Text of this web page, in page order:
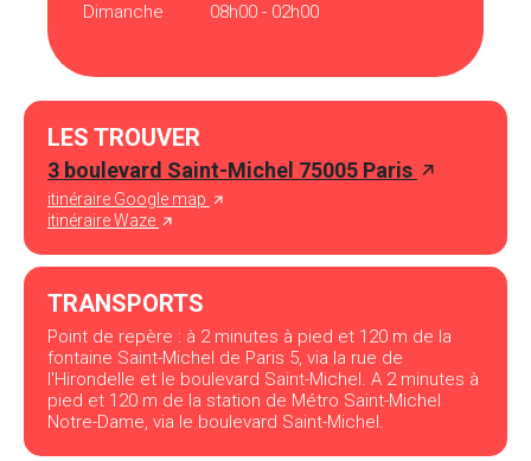
Dimanche
08h00 - 02h00
LES TROUVER
3 boulevard Saint-Michel 75005 Paris
itinéraire Google map
itinéraire Waze
TRANSPORTS
Point de repère : à 2 minutes à pied et 120 m de la
fontaine Saint-Michel de Paris 5, via la rue de
l'Hirondelle et le boulevard Saint-Michel. A 2 minutes à
pied et 120 m de la station de Métro Saint-Michel
Notre-Dame, via le boulevard Saint-Michel.